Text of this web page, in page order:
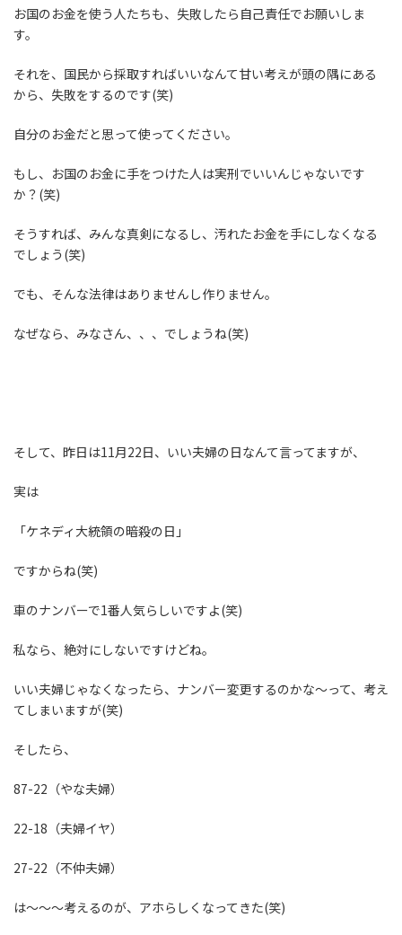
お国のお金を使う人たちも、失敗したら自己責任でお願いしま
す。
それを、国民から採取すればいいなんて甘い考えが頭の隅にある
から、失敗をするのです(笑)
自分のお金だと思って使ってください。
もし、お国のお金に手をつけた人は実刑でいいんじゃないです
か？(笑)
そうすれば、みんな真剣になるし、汚れたお金を手にしなくなる
でしょう(笑)
でも、そんな法律はありませんし作りません。
なぜなら、みなさん、、、でしょうね(笑)
そして、昨日は11月22日、いい夫婦の日なんて言ってますが、
実は
「ケネディ大統領の暗殺の日」
ですからね(笑)
車のナンバーで1番人気らしいですよ(笑)
私なら、絶対にしないですけどね。
いい夫婦じゃなくなったら、ナンバー変更するのかな～って、考え
てしまいますが(笑)
そしたら、
87-22（やな夫婦）
22-18（夫婦イヤ）
27-22（不仲夫婦）
は～～～考えるのが、アホらしくなってきた(笑)